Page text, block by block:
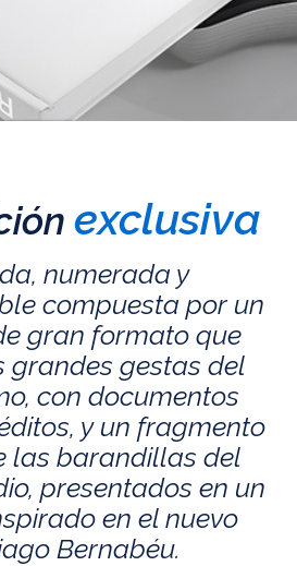
exclusiva
numerada y
compuesta por un
gran formato que
grandes gestas del
con documentos
y un fragmento
las barandillas del
presentados en un
en el nuevo
Bernabéu.